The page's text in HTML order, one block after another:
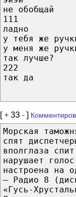
не обобщай
111
ладно
у тебя же
у меня же
так лучше?
222
так да
[+ 33 - ]
Морская
спят
вполглаза
нарушает
настроена на
— Радио 8
«Гусь-